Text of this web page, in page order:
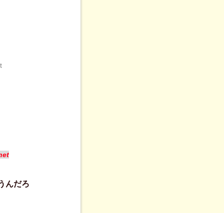
んだろ